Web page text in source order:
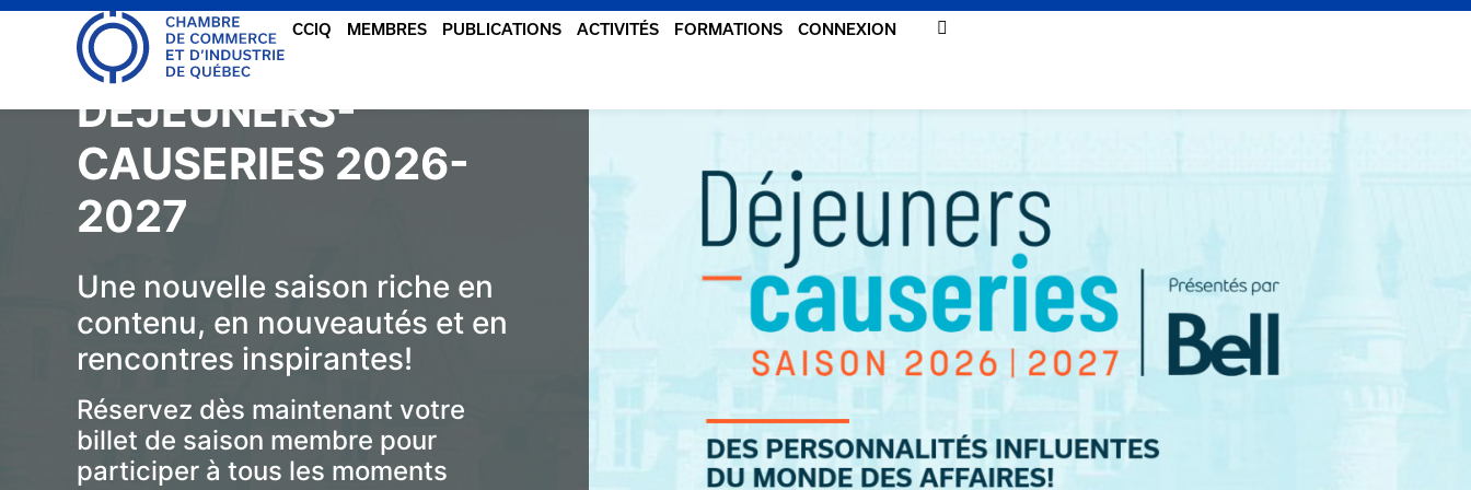
CCIQ MEMBRES PUBLICATIONS ACTIVITÉS FORMATIONS CONNEXION
DÉJEUNERS-
CAUSERIES 2026-
2027
Une nouvelle saison riche en
contenu, en nouveautés et en
rencontres inspirantes!
Réservez dès maintenant votre
billet de saison membre pour
participer à tous les moments